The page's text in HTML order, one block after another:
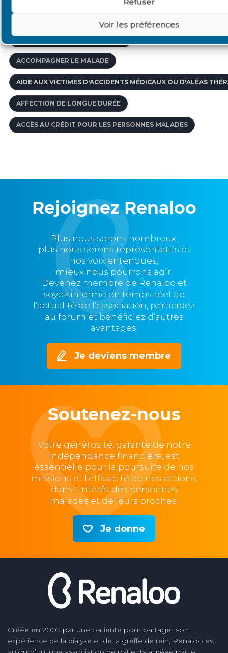
Voir les préférences
ACCOMPAGNER LE MALADE
AIDE AUX VICTIMES D'ACCIDENTS MÉDICAUX OU D'ALÉAS
AFFECTION DE LONGUE DURÉE
ACCÈS AU CRÉDIT POUR LES PERSONNES MALADES
Rejoignez Renaloo
Plus nous serons nombreux,
plus nous serons représentatifs et
nos voix entendues,
mieux nous pourrons agir.
Devenez membre de Renaloo et
soyez informé en temps réel de
l’actualité de l’association, participez
au forum et bénéficiez d’autres
avantages.
Je deviens membre
Soutenez-nous
Votre générosité, garante de notre
indépendance financière, est
essentielle pour la poursuite de nos
missions et l'efficacité de nos actions,
dans l’intérêt des personnes
malades et de leurs proches.
Je donne
Créée en 2002 par une patiente pour partager son
expérience de la dialyse et de la greffe de rein, Renaloo est